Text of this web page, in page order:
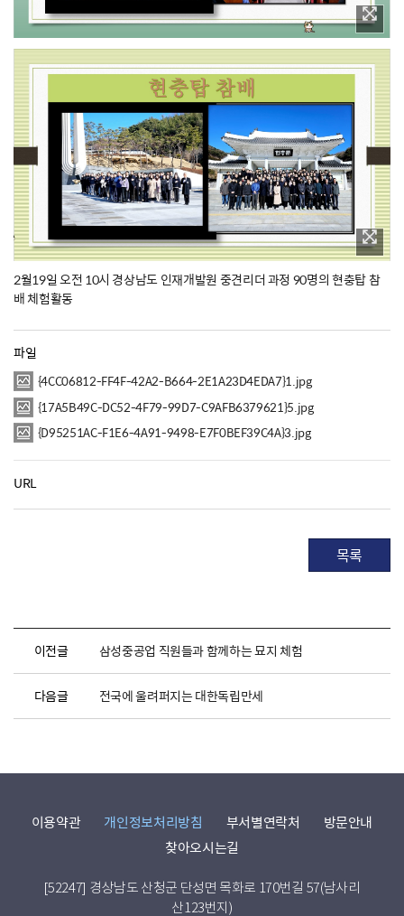
2월19일 오전 10시 경상남도 인재개발원 중견리더 과정 90명의 현충탑 참
배 체험활동
파일
{4CC06812-FF4F-42A2-B664-2E1A23D4EDA7}1.jpg
{17A5B49C-DC52-4F79-99D7-C9AFB6379621}5.jpg
{D95251AC-F1E6-4A91-9498-E7F0BEF39C4A}3.jpg
URL
목록
이전글 삼성중공업 직원들과 함께하는 묘지 체험
다음글 전국에 울려퍼지는 대한독립만세
이용약관 개인정보처리방침 부서별연락처
방문안내
찾아오시는길
[52247] 경상남도 산청군 단성면 목화로 170번길 57(남사리
산123번지)